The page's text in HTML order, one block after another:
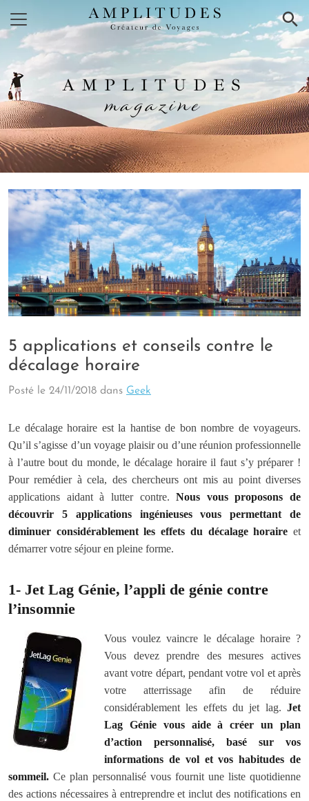
×
AMPLITUDES
magazine
5 applications et conseils contre le
décalage horaire
Posté le 24/11/2018 dans Geek
Le décalage horaire est la hantise de bon nombre de voyageurs.
Qu’il s’agisse d’un voyage plaisir ou d’une réunion professionnelle
à l’autre bout du monde, le décalage horaire il faut s’y préparer !
Pour remédier à cela, des chercheurs ont mis au point diverses
applications aidant à lutter contre.Nous vous proposons de
découvrir 5 applications ingénieuses vous permettant de
diminuer considérablement les effets du décalage horaire et
démarrer votre séjour en pleine forme.
1- Jet Lag Génie, l’appli de génie contre
l’insomnie
Vous voulez vaincre le décalage horaire ?
Vous devez prendre des mesures actives
avant votre départ, pendant votre vol et après
votre atterrissage afin de réduire
considérablement les effets du jet lag. Jet
Lag Génie vous aide à créer un plan
d’action personnalisé, basé sur vos
informations de vol et vos habitudes de
sommeil. Ce plan personnalisé vous fournit une liste quotidienne
des actions nécessaires à entreprendre et inclut des notifications en